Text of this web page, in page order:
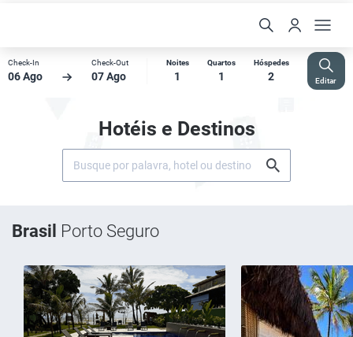
Check-In
06 Ago
Check-Out
07 Ago
Noites
1
Quartos
1
Hóspedes
2 Editar
Hotéis e Destinos
Brasil Porto Seguro